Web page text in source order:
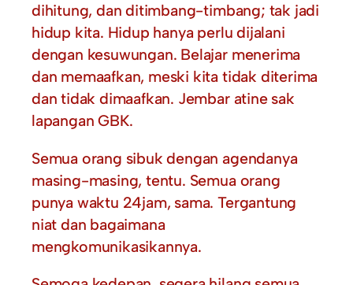
dihitung, dan ditimbang-timbang; tak jadi
hidup kita. Hidup hanya perlu dijalani
dengan kesuwungan. Belajar menerima
dan memaafkan, meski kita tidak diterima
dan tidak dimaafkan. Jembar atine sak
lapangan GBK.
Semua orang sibuk dengan agendanya
masing-masing, tentu. Semua orang
punya waktu 24jam, sama. Tergantung
niat dan bagaimana
mengkomunikasikannya.